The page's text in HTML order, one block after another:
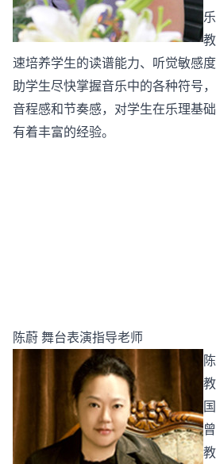
速培养学生的读谱能力、听觉敏感
助学生尽快掌握音乐中的各种符号
音程感和节奏感，对学生在乐理基
有着丰富的经验。
陈蔚 舞台表演指导老师